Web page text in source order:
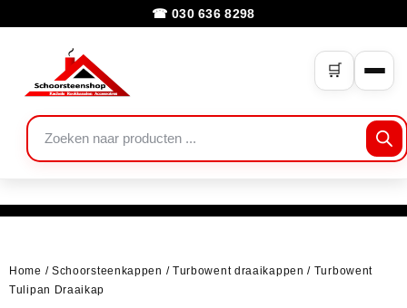
☎ 030 636 8298
🛒
Home / Schoorsteenkappen / Turbowent draaikappen / Turbowent
Tulipan Draaikap